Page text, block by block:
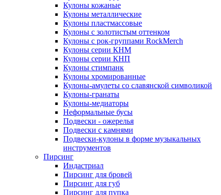
Кулоны кожаные
Кулоны металлические
Кулоны пластмассовые
Кулоны с золотистым оттенком
Кулоны с рок-группами RockMerch
Кулоны серии КНМ
Кулоны серии КНП
Кулоны стимпанк
Кулоны хромированные
Кулоны-амулеты со славянской символикой
Кулоны-гранаты
Кулоны-медиаторы
Неформальные бусы
Подвески - ожерелья
Подвески с камнями
Подвески-кулоны в форме музыкальных
инструментов
Пирсинг
Индастриал
Пирсинг для бровей
Пирсинг для губ
Пирсинг для пупка